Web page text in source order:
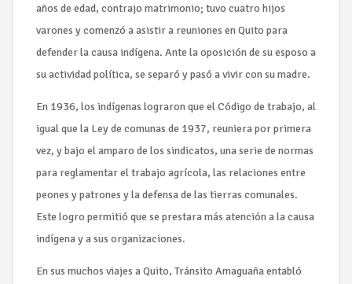
años de edad, contrajo matrimonio; tuvo cuatro hijos
varones y comenzó a asistir a reuniones en Quito para
defender la causa indígena. Ante la oposición de su esposo a
su actividad política, se separó y pasó a vivir con su madre.
En 1936, los indígenas lograron que el Código de trabajo, al
igual que la Ley de comunas de 1937, reuniera por primera
vez, y bajo el amparo de los sindicatos, una serie de normas
para reglamentar el trabajo agrícola, las relaciones entre
peones y patrones y la defensa de las tierras comunales.
Este logro permitió que se prestara más atención a la causa
indígena y a sus organizaciones.
En sus muchos viajes a Quito, Tránsito Amaguaña entabló